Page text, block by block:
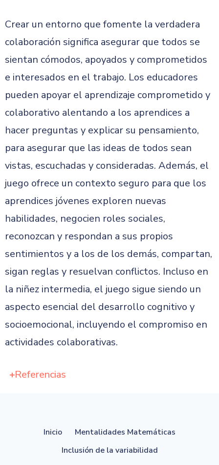
Crear un entorno que fomente la verdadera
colaboración significa asegurar que todos se
sientan cómodos, apoyados y comprometidos
e interesados en el trabajo. Los educadores
pueden apoyar el aprendizaje comprometido y
colaborativo alentando a los aprendices a
hacer preguntas y explicar su pensamiento,
para asegurar que las ideas de todos sean
vistas, escuchadas y consideradas. Además, el
juego ofrece un contexto seguro para que los
aprendices jóvenes exploren nuevas
habilidades, negocien roles sociales,
reconozcan y respondan a sus propios
sentimientos y a los de los demás, compartan,
sigan reglas y resuelvan conflictos. Incluso en
la niñez intermedia, el juego sigue siendo un
aspecto esencial del desarrollo cognitivo y
socioemocional, incluyendo el compromiso en
actividades colaborativas.
Referencias
Inicio
Mentalidades Matemáticas
Inclusión de la variabilidad